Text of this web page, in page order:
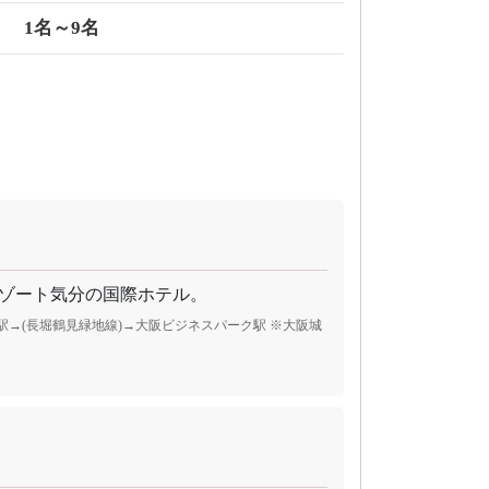
1名～9名
ート気分の国際ホテル。
→(長堀鶴見緑地線)→大阪ビジネスパーク駅 ※大阪城